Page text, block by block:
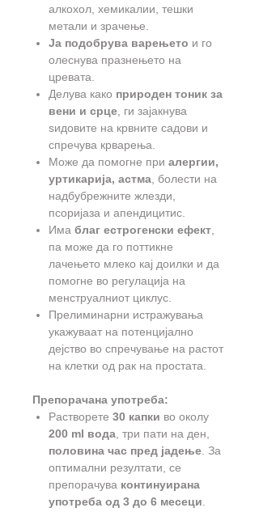
алкохол, хемикалии, тешки
метали и зрачење.
Ја подобрува варењето и го
олеснува празнењето на
цревата.
Делува како природен тоник за
вени и срце, ги зајакнува
ѕидовите на крвните садови и
спречува крварења.
Може да помогне при алергии,
уртикарија, астма, болести на
надбубрежните жлезди,
псоријаза и апендицитис.
Има благ естрогенски ефект,
па може да го поттикне
лачењето млеко кај доилки и да
помогне во регулација на
менструалниот циклус.
Прелиминарни истражувања
укажуваат на потенцијално
дејство во спречување на растот
на клетки од рак на простата.
Препорачана употреба:
Растворете 30 капки во околу
200 ml вода, три пати на ден,
половина час пред јадење. За
оптимални резултати, се
препорачува континуирана
употреба од 3 до 6 месеци.